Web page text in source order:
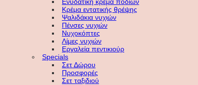
Κρέμα εντατικής θρέψης
Ψαλιδάκια νυχιών
Πένσες νυχιών
Νυχοκόπτες
Λίμες νυχιών
Εργαλεία πεντικιούρ
Specials
Σετ Δώρου
Προσφορές
Σετ ταξιδιού